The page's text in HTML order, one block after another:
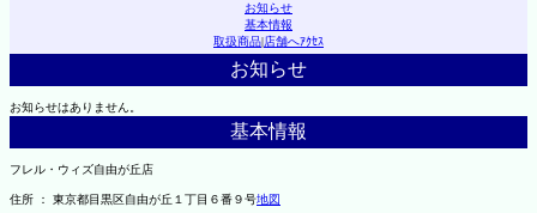
お知らせ
基本情報
取扱商品|店舗へｱｸｾｽ
お知らせ
お知らせはありません。
基本情報
フレル・ウィズ自由が丘店
住所 ： 東京都目黒区自由が丘１丁目６番９号地図